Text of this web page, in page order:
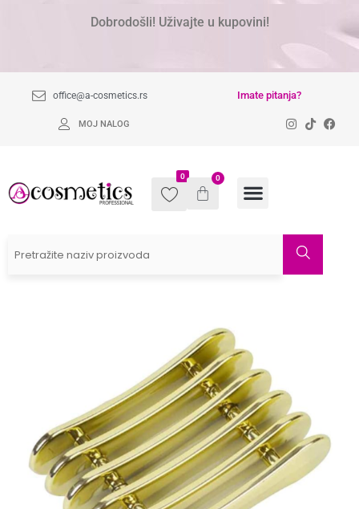
Dobrodošli! Uživajte u kupovini!
office@a-cosmetics.rs Imate pitanja?
MOJ NALOG
0 0